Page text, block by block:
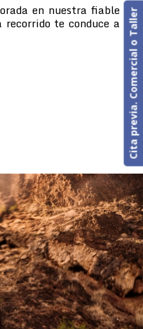
en nuestra fiable
recorrido te conduce a Cita previa. Comercial o Taller